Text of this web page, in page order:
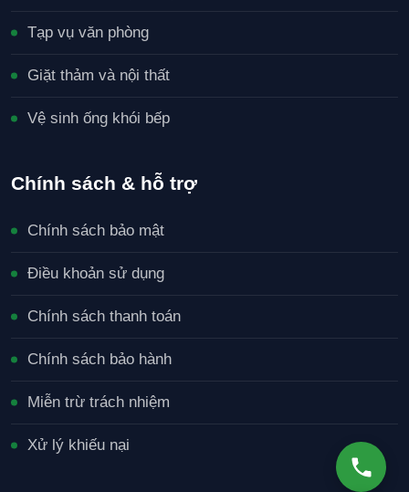
Tạp vụ văn phòng
Giặt thảm và nội thất
Vệ sinh ống khói bếp
Chính sách & hỗ trợ
Chính sách bảo mật
Điều khoản sử dụng
Chính sách thanh toán
Chính sách bảo hành
Miễn trừ trách nhiệm
Xử lý khiếu nại